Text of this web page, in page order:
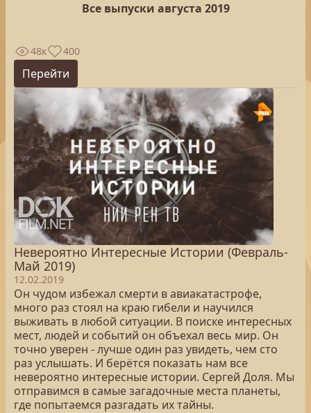
Все выпуски августа 2019
48к 400
Перейти
Невероятно Интересные Истории (Февраль-
Май 2019)
12.02.2019
Он чудом избежал смерти в авиакатастрофе,
много раз стоял на краю гибели и научился
выживать в любой ситуации. В поиске интересных
мест, людей и событий он объехал весь мир. Он
точно уверен - лучше один раз увидеть, чем сто
раз услышать. И берётся показать нам все
невероятно интересные истории. Сергей Доля. Мы
отправимся в самые загадочные места планеты,
где попытаемся разгадать их тайны.